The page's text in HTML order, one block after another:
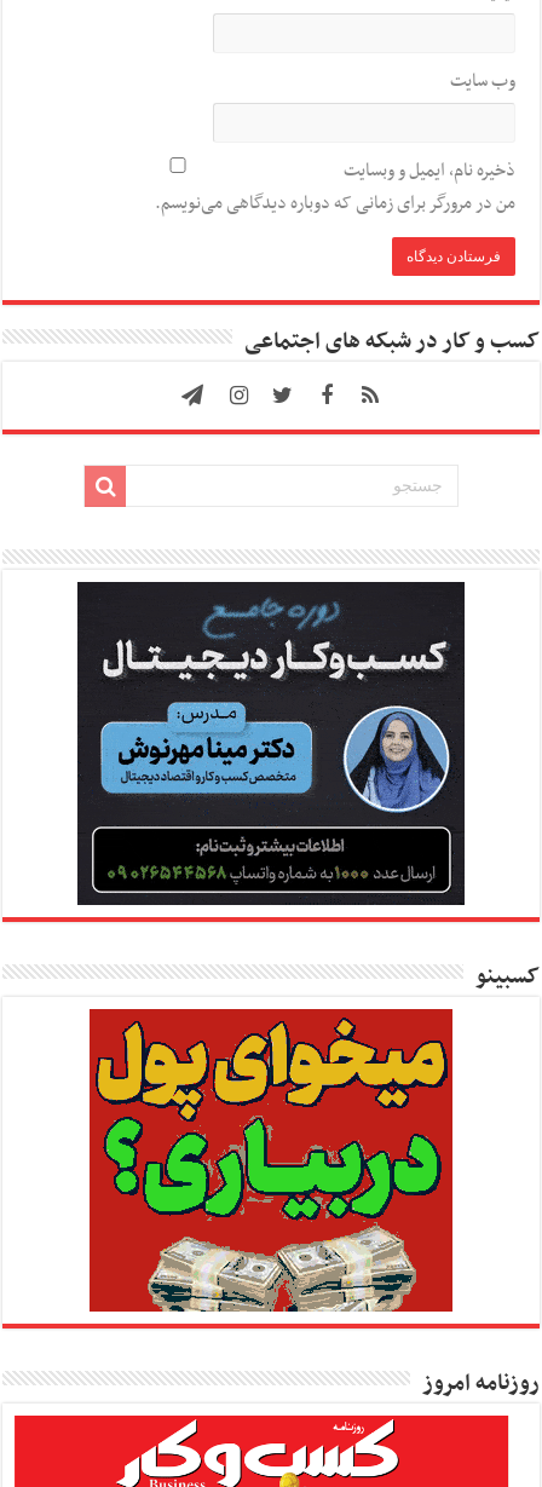
وب‌ سایت
ذخیره نام، ایمیل و وبسایت
من در مرورگر برای زمانی که دوباره دیدگاهی می‌نویسم.
کسب و کار در شبکه های اجتماعی
کسبینو
روزنامه امروز